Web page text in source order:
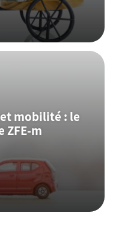
mobilité : le
ZFE-m